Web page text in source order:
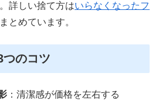
詳しい捨て方はいらなくなったフ
とめています。
のコツ
：清潔感が価格を左右する